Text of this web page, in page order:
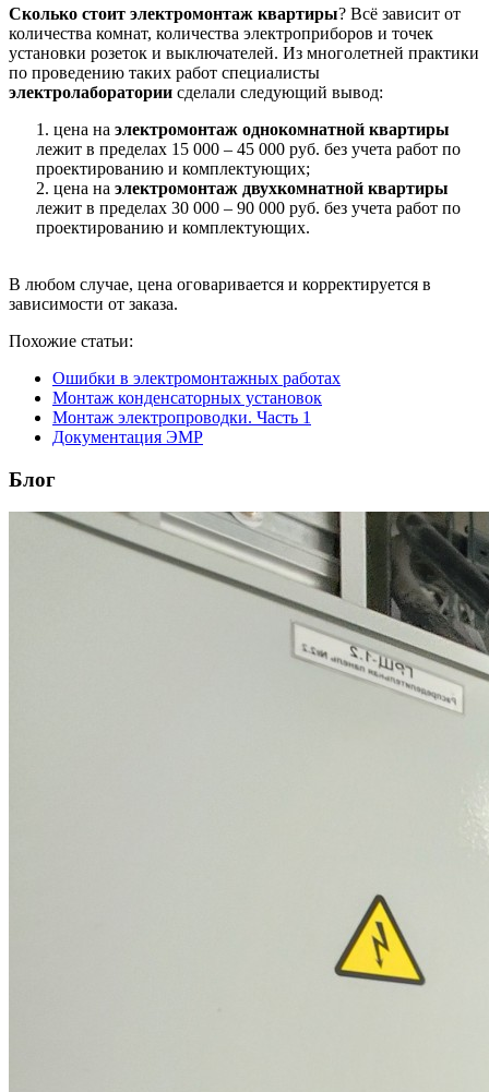
Сколько стоит электромонтаж квартиры? Всё зависит от
количества комнат, количества электроприборов и точек
установки розеток и выключателей. Из многолетней практики
по проведению таких работ специалисты
электролаборатории сделали следующий вывод:
1. цена наэлектромонтаж однокомнатной квартиры
лежит в пределах 15 000 – 45 000 руб. без учета работ по
проектированию и комплектующих;
2. цена наэлектромонтаж двухкомнатной квартиры
лежит в пределах 30 000 – 90 000 руб. без учета работ по
проектированию и комплектующих.
В любом случае, цена оговаривается и корректируется в
зависимости от заказа.
Похожие статьи:
Ошибки в электромонтажных работах
Монтаж конденсаторных установок
Монтаж электропроводки. Часть 1
Документация ЭМР
Блог